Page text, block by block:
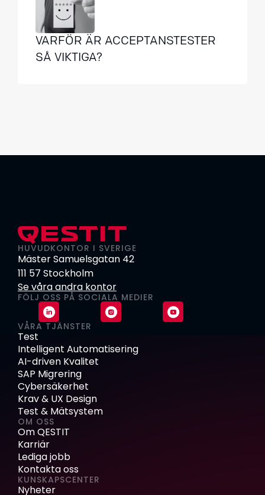
VARFÖR ÄR ACCEPTANSTESTER
SÅ VIKTIGA?
HUVUDKONTOR I SVERIGE
Mäster Samuelsgatan 42
111 57 Stockholm
Se våra andra kontor
FÖLJ OSS PÅ SOCIALA MEDIER
VÅRA TJÄNSTER
Test
Intelligent Automatisering
AI-driven Kvalitet
SAP Migrering
Cybersäkerhet
Krav & UX Design
Test & Mätsystem
OM OSS
Om QESTIT
Karriär
Lediga jobb
Kontakta oss
KUNSKAPSCENTER
Nyheter